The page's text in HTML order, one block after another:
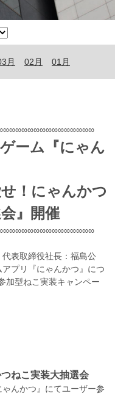
月 02月 01月
ーム『にゃん
！にゃんかつ
』開催
表取締役社長：福島公
プリ『にゃんかつ』につ
加型ねこ実装キャンペー
ねこ実装大抽選会
んかつ』にてユーザー参